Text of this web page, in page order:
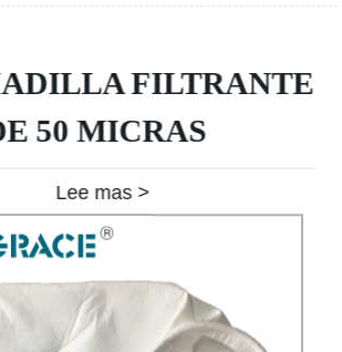
FILTRANTE
50 MICRAS
Lee mas >